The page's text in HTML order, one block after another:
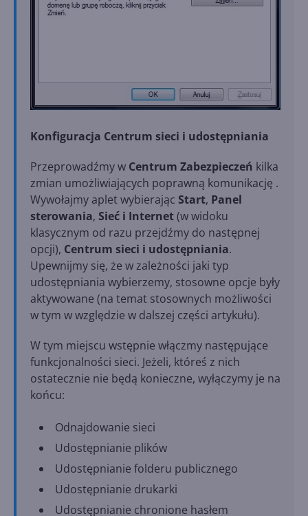
Konfiguracja Centrum sieci i udostępniania
Przeprowadźmy w Centrum Zabezpieczeń kilka
zmian umożliwiających poprawną komunikację .
Wywołajmy aplet wybierając Start, Panel
sterowania, Sieć i Internet(w widoku
klasycznym od razu przejdźmy do następnej
opcji), Centrum sieci i udostępniania.
Upewnijmy się, że w zależności jaki typ
udostępniania wybierzemy, stosowne opcje były
aktywowane (na temat stosownych możliwości
w tym w względzie w dalszej części artykułu).
W tym miejscu wstępnie włączmy następujące
funkcjonalności sieci. Jeżeli, któreś z nich
ostatecznie nie będą konieczne, wyłączymy je na
końcu:
Odnajdowanie sieci
Udostępnianie plików
Udostępnianie folderu publicznego
Udostępnianie drukarki
Udostępnianie chronione hasłem